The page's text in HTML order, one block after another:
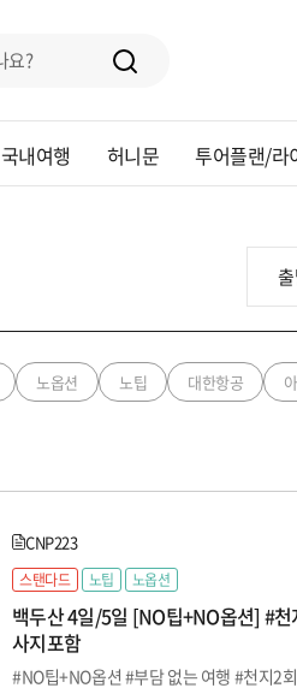
국내여행 허니문 투어플랜/라
노옵션 노팁 대한항공
CNP223
스탠다드 노팁 노옵션
백두산 4일/5일 [NO팁+NO옵션] #
사지포함